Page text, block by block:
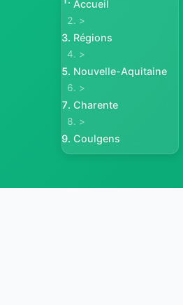
Accueil
>
Régions
>
Nouvelle-Aquitaine
>
Charente
>
Coulgens